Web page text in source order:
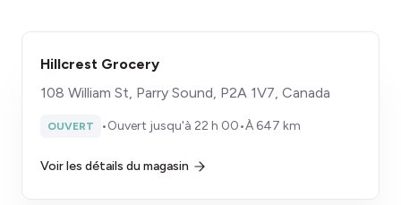
Hillcrest Grocery
108 William St, Parry Sound, P2A 1V7, Canada
OUVERT •Ouvert jusqu'à 22 h 00•À 647 km
Voir les détails du magasin